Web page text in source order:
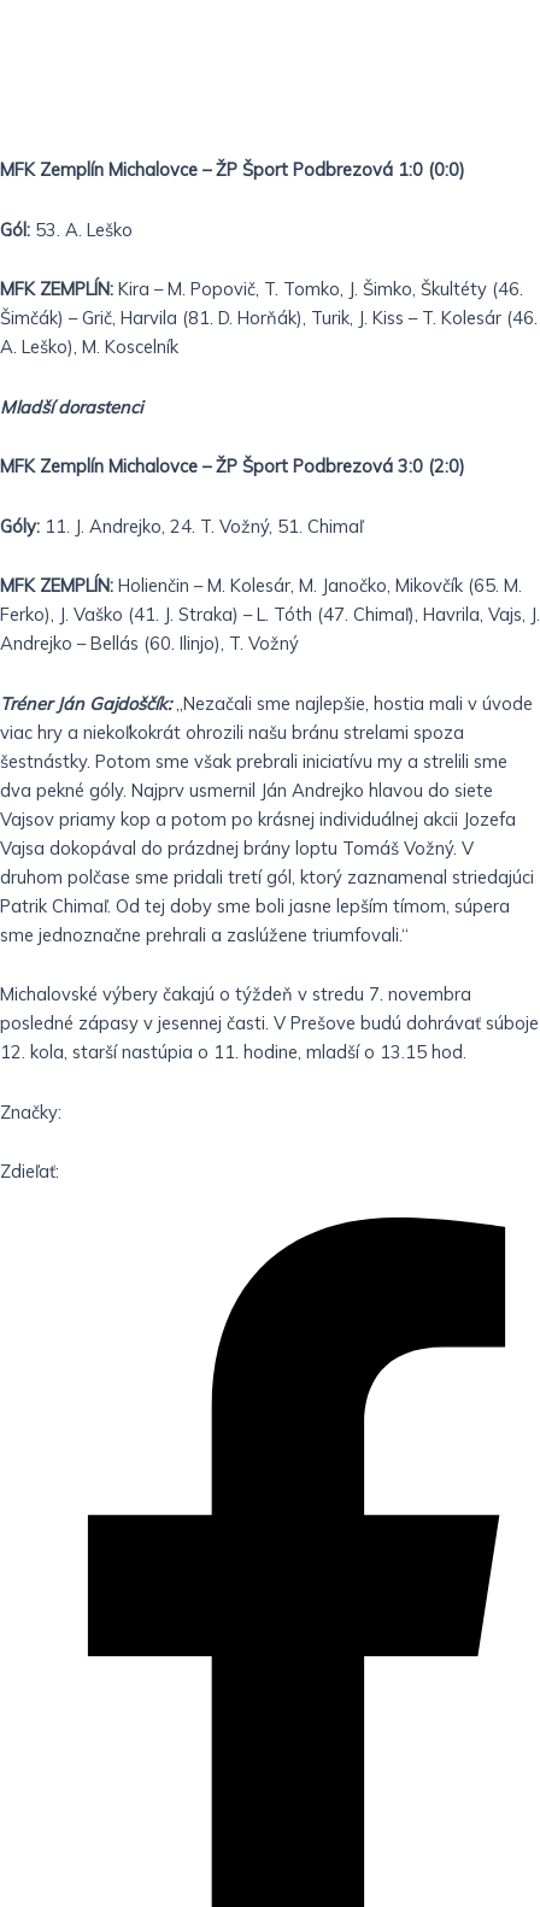
MFK Zemplín Michalovce – ŽP Šport Podbrezová 1:0 (0:0)
Gól: 53. A. Leško
MFK ZEMPLÍN: Kira – M. Popovič, T. Tomko, J. Šimko, Škultéty (46.
Šimčák) – Grič, Harvila (81. D. Horňák), Turik, J. Kiss – T. Kolesár (46.
A. Leško), M. Koscelník
Mladší dorastenci
MFK Zemplín Michalovce – ŽP Šport Podbrezová 3:0 (2:0)
Góly: 11. J. Andrejko, 24. T. Vožný, 51. Chimaľ
MFK ZEMPLÍN: Holienčin – M. Kolesár, M. Janočko, Mikovčík (65. M.
Ferko), J. Vaško (41. J. Straka) – L. Tóth (47. Chimaľ), Havrila, Vajs, J.
Andrejko – Bellás (60. Ilinjo), T. Vožný
Tréner Ján Gajdoščík:„Nezačali sme najlepšie, hostia mali v úvode
viac hry a niekoľkokrát ohrozili našu bránu strelami spoza
šestnástky. Potom sme však prebrali iniciatívu my a strelili sme
dva pekné góly. Najprv usmernil Ján Andrejko hlavou do siete
Vajsov priamy kop a potom po krásnej individuálnej akcii Jozefa
Vajsa dokopával do prázdnej brány loptu Tomáš Vožný. V
druhom polčase sme pridali tretí gól, ktorý zaznamenal striedajúci
Patrik Chimaľ. Od tej doby sme boli jasne lepším tímom, súpera
sme jednoznačne prehrali a zaslúžene triumfovali.“
Michalovské výbery čakajú o týždeň v stredu 7. novembra
posledné zápasy v jesennej časti. V Prešove budú dohrávať súboje
12. kola, starší nastúpia o 11. hodine, mladší o 13.15 hod.
Značky:
Zdieľať: